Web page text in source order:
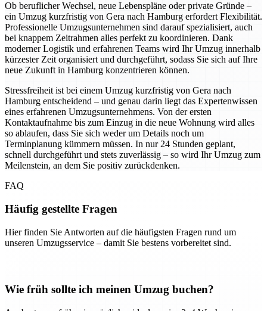
Ob beruflicher Wechsel, neue Lebenspläne oder private Gründe –
ein Umzug kurzfristig von Gera nach Hamburg erfordert Flexibilität.
Professionelle Umzugsunternehmen sind darauf spezialisiert, auch
bei knappem Zeitrahmen alles perfekt zu koordinieren. Dank
moderner Logistik und erfahrenen Teams wird Ihr Umzug innerhalb
kürzester Zeit organisiert und durchgeführt, sodass Sie sich auf Ihre
neue Zukunft in Hamburg konzentrieren können.
Stressfreiheit ist bei einem Umzug kurzfristig von Gera nach
Hamburg entscheidend – und genau darin liegt das Expertenwissen
eines erfahrenen Umzugsunternehmens. Von der ersten
Kontaktaufnahme bis zum Einzug in die neue Wohnung wird alles
so ablaufen, dass Sie sich weder um Details noch um
Terminplanung kümmern müssen. In nur 24 Stunden geplant,
schnell durchgeführt und stets zuverlässig – so wird Ihr Umzug zum
Meilenstein, an dem Sie positiv zurückdenken.
FAQ
Häufig gestellte Fragen
Hier finden Sie Antworten auf die häufigsten Fragen rund um
unseren Umzugsservice – damit Sie bestens vorbereitet sind.
Wie früh sollte ich meinen Umzug buchen?